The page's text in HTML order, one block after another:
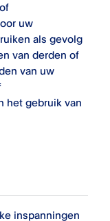
uw
als gevolg
van derden of
van uw
het gebruik van
inspanningen